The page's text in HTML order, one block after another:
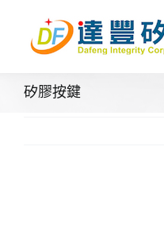
content
矽膠按鍵